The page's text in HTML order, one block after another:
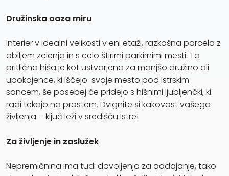
Družinska oaza miru
Interier v idealni velikosti v eni etaži, razkošna parcela z
obiljem zelenja in s celo štirimi parkirnimi mesti. Ta
pritlična hiša je kot ustvarjena za manjšo družino ali
upokojence, ki iščejo svoje mesto pod istrskim
soncem, še posebej če pridejo s hišnimi ljubljenčki, ki
radi tekajo na prostem. Dvignite si kakovost vašega
življenja – ključ leži v središču Istre!
Za življenje in zaslužek
Nepremičnina ima tudi dovoljenja za oddajanje, tako